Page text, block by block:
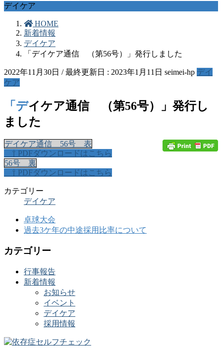
デイケア
HOME
新着情報
デイケア
「デイケア通信 （第56号）」発行しました
2022年11月30日 / 最終更新日 : 2023年1月11日 seimei-hp デイ
ケア
「デイケア通信 （第56号）」発行し
ました
デイケア通信 56号 表
⇧ PDFダウンロードはこちら
56号 裏
⇧ PDFダウンロードはこちら
カテゴリー
デイケア
卓球大会
過去3ケ年の中途採用比率について
カテゴリー
行事報告
新着情報
お知らせ
イベント
デイケア
採用情報